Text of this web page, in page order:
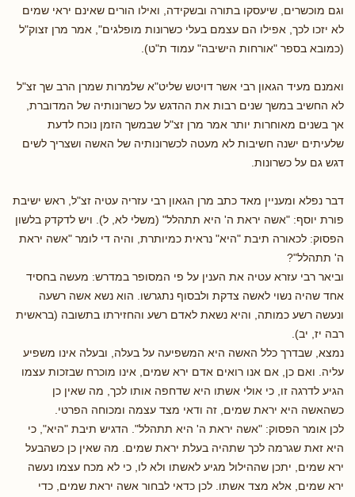
וגם מוכשרים, שיעסקו בתורה ובשקידה, ואילו הורים שאינם יראי שמים
לא יזכו לכך, אפילו הם עצמם בעלי כשרונות מופלגים", אמר מרן זצוק"ל
(כמובא בספר "אורחות הישיבה" עמוד ת"ט).
ואמנם מעיד הגאון רבי אשר דויטש שליט"א שלמרות שמרן הרב שך זצ"ל
לא החשיב במשך שנים רבות את ההדגש על כשרונותיה של המדוברת,
אך בשנים מאוחרות יותר אמר מרן זצ"ל שבמשך הזמן נוכח לדעת
שלעיתים ישנה חשיבות לא מעטה לכשרונותיה של האשה ושצריך לשים
דגש גם על כשרונות.
דבר נפלא ומעניין מאד כתב מרן הגאון רבי עזריה עטיה זצ"ל, ראש ישיבת
פורת יוסף: "אשה יראת ה' היא תתהלל" (משלי לא, ל). ויש לדקדק בלשון
הפסוק: לכאורה תיבת "היא" נראית כמיותרת, והיה די לומר "אשה יראת
ה' תתהלל"?
וביאר רבי עזרא עטיה את הענין על פי המסופר במדרש: מעשה בחסיד
אחד שהיה נשוי לאשה צדקת ולבסוף נתגרשו. הוא נשא אשה רשעה
ונעשה רשע כמותה, והיא נשאת לאדם רשע והחזירתו בתשובה (בראשית
רבה יז, יב).
נמצא, שבדרך כלל האשה היא המשפיעה על בעלה, ובעלה אינו משפיע
עליה. ואם כן, אם אנו רואים אדם ירא שמים, אינו מוכרח שבזכות עצמו
הגיע לדרגה זו, כי אולי אשתו היא שדחפה אותו לכך, מה שאין כן
כשהאשה היא יראת שמים, זה ודאי מצד עצמה ומכוחה הפרטי.
לכן אומר הפסוק: "אשה יראת ה' היא תתהלל". הדגיש תיבת "היא", כי
היא זאת שגרמה לכך שתהיה בעלת יראת שמים. מה שאין כן כשהבעל
ירא שמים, יתכן שההילול מגיע לאשתו ולא לו, כי לא מכח עצמו נעשה
ירא שמים, אלא מצד אשתו. לכן כדאי לבחור אשה יראת שמים, כדי